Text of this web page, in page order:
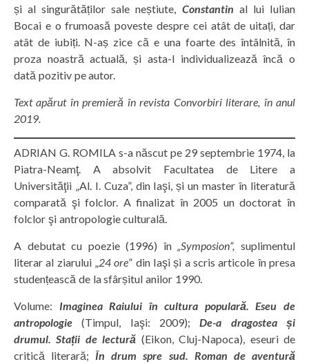
și al singurătăților sale neștiute, Constantin al lui Iulian
Bocai e o frumoasă poveste despre cei atât de uitați, dar
atât de iubiți. N-aș zice că e una foarte des întâlnită, în
proza noastră actuală, și asta-l individualizează încă o
dată pozitiv pe autor.
Text apărut în premieră în revista Convorbiri literare, în anul
2019.
ADRIAN G. ROMILA s-a născut pe 29 septembrie 1974, la
Piatra-Neamţ. A absolvit Facultatea de Litere a
Universităţii „Al. I. Cuza”, din Iaşi, și un master în literatură
comparată şi folclor. A finalizat în 2005 un doctorat în
folclor şi antropologie culturală.
A debutat cu poezie (1996) în„Symposion”, suplimentul
literar al ziarului „24 ore” din Iaşi și a scris articole în presa
studențească de la sfârșitul anilor 1990.
Volume: Imaginea Raiului în cultura populară. Eseu de
antropologie (Timpul, Iaşi: 2009);De-a dragostea și
drumul. Stații de lectură (Eikon, Cluj-Napoca), eseuri de
critică literară; În drum spre sud. Roman de aventură